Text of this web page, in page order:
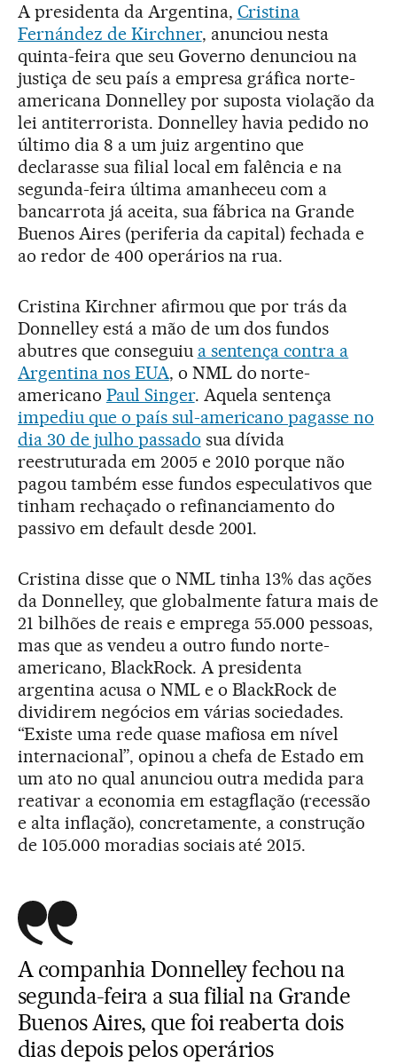
A presidenta da Argentina, Cristina
Fernández de Kirchner, anunciou nesta
quinta-feira que seu Governo denunciou na
justiça de seu país a empresa gráfica norte-
americana Donnelley por suposta violação da
lei antiterrorista. Donnelley havia pedido no
último dia 8 a um juiz argentino que
declarasse sua filial local em falência e na
segunda-feira última amanheceu com a
bancarrota já aceita, sua fábrica na Grande
Buenos Aires (periferia da capital) fechada e
ao redor de 400 operários na rua.
Cristina Kirchner afirmou que por trás da
Donnelley está a mão de um dos fundos
abutres que conseguiu a sentença contra a
Argentina nos EUA, o NML do norte-
americano Paul Singer. Aquela sentença
impediu que o país sul-americano pagasse no
dia 30 de julho passado sua dívida
reestruturada em 2005 e 2010 porque não
pagou também esse fundos especulativos que
tinham rechaçado o refinanciamento do
passivo em default desde 2001.
Cristina disse que o NML tinha 13% das ações
da Donnelley, que globalmente fatura mais de
21 bilhões de reais e emprega 55.000 pessoas,
mas que as vendeu a outro fundo norte-
americano, BlackRock. A presidenta
argentina acusa o NML e o BlackRock de
dividirem negócios em várias sociedades.
“Existe uma rede quase mafiosa em nível
internacional”, opinou a chefa de Estado em
um ato no qual anunciou outra medida para
reativar a economia em estagflação (recessão
e alta inflação), concretamente, a construção
de 105.000 moradias sociais até 2015.
A companhia Donnelley fechou na
segunda-feira a sua filial na Grande
Buenos Aires, que foi reaberta dois
dias depois pelos operários